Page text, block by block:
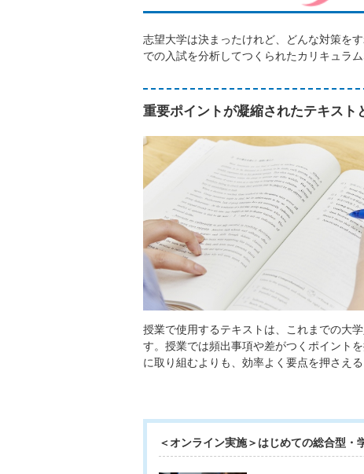
志望大学は決まったけれど、どんな対策を
での入試を分析してつくられたカリキュラ
重要ポイントが凝縮されたテキスト
授業で使用するテキストは、これまでの大
す。授業では頻出事項や差がつくポイント
に取り組むよりも、効率よく要点を押さえる
＜オンライン実施＞はじめての総合型・